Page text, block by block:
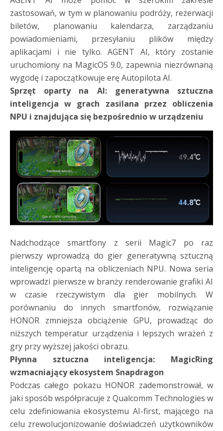
zastosowań, w tym w planowaniu podróży, rezerwacji
biletów, planowaniu kalendarza, zarządzaniu
powiadomieniami, przesyłaniu plików między
aplikacjami i nie tylko. AGENT AI, który zostanie
uruchomiony na MagicOS 9.0, zapewnia niezrównaną
wygodę i zapoczątkowuje erę Autopilota AI.
Sprzęt oparty na AI:
generatywna sztuczna
inteligencja w grach zasilana przez obliczenia
NPU i znajdująca się bezpośrednio w urządzeniu
Nadchodzące smartfony z serii Magic7 po raz
pierwszy wprowadzą do gier generatywną sztuczną
inteligencję opartą na obliczeniach NPU. Nowa seria
wprowadzi pierwsze w branży renderowanie grafiki AI
w czasie rzeczywistym dla gier mobilnych. W
porównaniu do innych smartfonów, rozwiązanie
HONOR zmniejsza obciążenie GPU, prowadząc do
niższych temperatur urządzenia i lepszych wrażeń z
gry przy wyższej jakości obrazu.
Płynna sztuczna inteligencja: MagicRing
wzmacniający ekosystem Snapdragon
Podczas całego pokazu HONOR zademonstrował, w
jaki sposób współpracuje z Qualcomm Technologies w
celu zdefiniowania ekosystemu AI-first, mającego na
celu zrewolucjonizowanie doświadczeń użytkowników